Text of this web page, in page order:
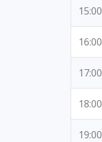
15:00
16:00
17:00
18:00
19:00